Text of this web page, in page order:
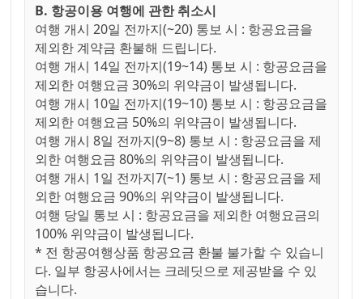
B. 항공이용 여행에 관한 취소시
여행 개시 20일 전까지(~20) 통보 시 : 항공요금을
제외한 계약금 환불해 드립니다.
여행 개시 14일 전까지(19~14) 통보 시 : 항공요금을
제외한 여행요금 30%의 위약금이 발생됩니다.
여행 개시 10일 전까지(19~10) 통보 시 : 항공요금을
제외한 여행요금 50%의 위약금이 발생됩니다.
여행 개시 8일 전까지(9~8) 통보 시 : 항공요금을 제
외한 여행요금 80%의 위약금이 발생됩니다.
여행 개시 1일 전까지7(~1) 통보 시 : 항공요금을 제
외한 여행요금 90%의 위약금이 발생됩니다.
여행 당일 통보 시 : 항공요금을 제외한 여행요금의
100% 위약금이 발생됩니다.
* 전 항공여행상품 항공요금 환불 불가할 수 있습니
다. 일부 항공사에서는 크레딧으로 제공받을 수 있
습니다.